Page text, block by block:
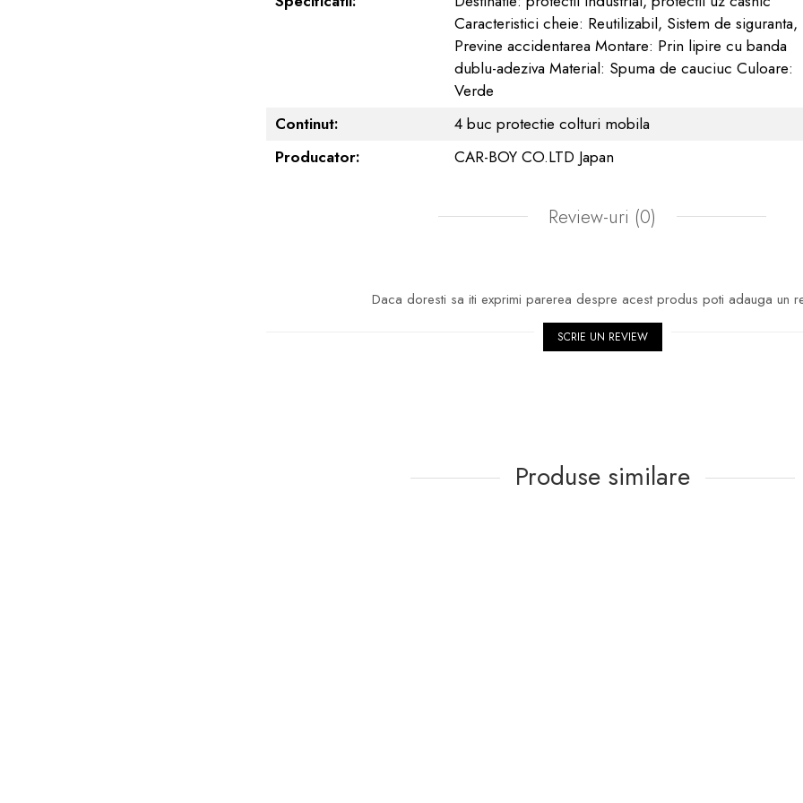
Caracteristici cheie: Reutilizabil, Sistem de siguranta,
Previne accidentarea Montare: Prin lipire cu banda
dublu-adeziva Material: Spuma de cauciuc Culoare:
Verde
Continut:
4 buc protectie colturi mobila
Producator:
CAR-BOY CO.LTD Japan
Review-uri (0)
Daca doresti sa iti exprimi parerea despre acest produs poti adauga un
SCRIE UN REVIEW
Produse similare